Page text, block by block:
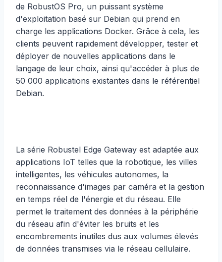
de RobustOS Pro, un puissant système
d'exploitation basé sur Debian qui prend en
charge les applications Docker. Grâce à cela, les
clients peuvent rapidement développer, tester et
déployer de nouvelles applications dans le
langage de leur choix, ainsi qu'accéder à plus de
50 000 applications existantes dans le référentiel
Debian.
La série Robustel Edge Gateway est adaptée aux
applications IoT telles que la robotique, les villes
intelligentes, les véhicules autonomes, la
reconnaissance d'images par caméra et la gestion
en temps réel de l'énergie et du réseau. Elle
permet le traitement des données à la périphérie
du réseau afin d'éviter les bruits et les
encombrements inutiles dus aux volumes élevés
de données transmises via le réseau cellulaire.